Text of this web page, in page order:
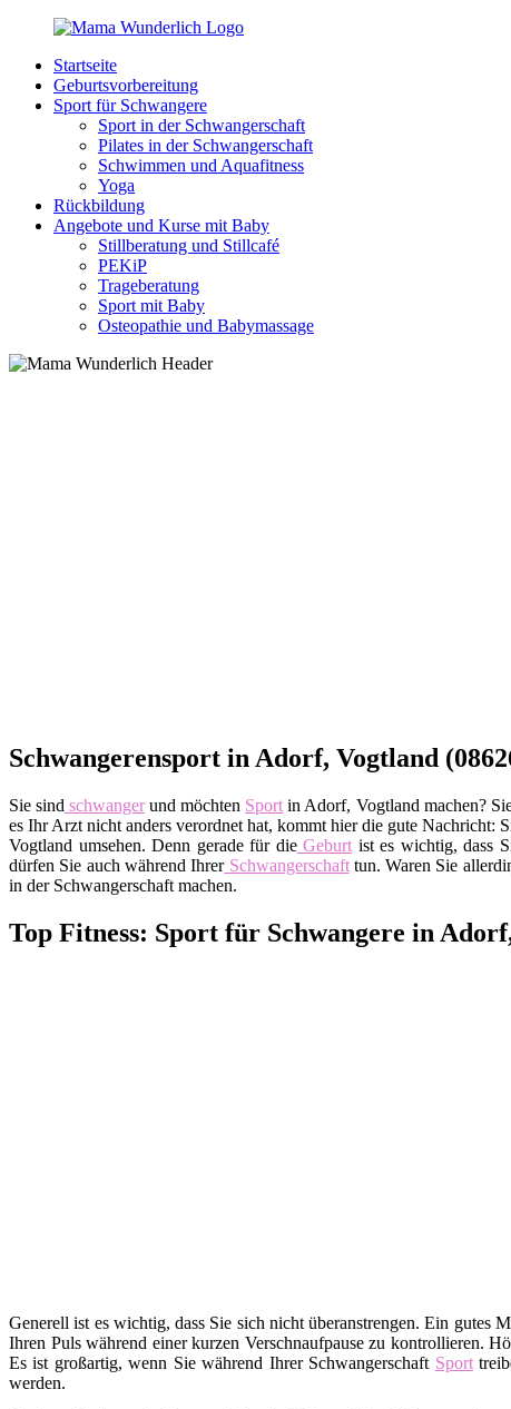
Zurück
Inhalt
MamaWunderlich.de
Mutti
sein
wunderbar!
Startseite
Geburtsvorbereitung
Sport für Schwangere
Sport in der Schwangerschaft
Pilates in der Schwangerschaft
Schwimmen und Aquafitness
Yoga
Rückbildung
Angebote und Kurse mit Baby
Stillberatung und Stillcafé
PEKiP
Trageberatung
Sport mit Baby
Osteopathie und Babymassage
Schwangerensport in Adorf, Vogtland
Sie sind schwangerund möchten Sport in Adorf, Vogtland machen?
es Ihr Arzt nicht anders verordnet hat, kommt hier die gute Nachricht:
Vogtland umsehen. Denn gerade für dieGeburt ist es wichtig, dass
dürfen Sie auch während IhrerSchwangerschafttun. Waren Sie
in der Schwangerschaft machen.
Top Fitness: Sport für Schwangere in
Generell ist es wichtig, dass Sie sich nicht überanstrengen. Ein gutes
Ihren Puls während einer kurzen Verschnaufpause zu kontrollieren.
Es ist großartig, wenn Sie während Ihrer Schwangerschaft Sport
werden.